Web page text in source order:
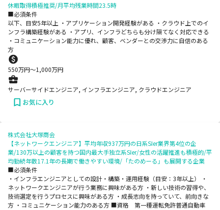
休暇取得積極推奨/月平均残業時間23.5時
■必須条件
以下、目安5年以上 ・アプリケーション開発経験がある ・クラウド上でのイ
ンフラ構築経験がある ・アプリ、インフラどちらも分け隔てなく対応できる
・コミュニケーション能力に優れ、顧客、ベンダーとの交渉力に自信のある
方
550万円〜1,000万円
サーバーサイドエンジニア, インフラエンジニア, クラウドエンジニア
お気に入り
株式会社大塚商会
【ネットワークエンジニア】平均年収937万円の日系SIer業界第4位の企
業/130万以上の顧客を持つ国内最大手独立系SIer/女性の活躍推進も積極的/平
均勤続年数17.1年の長期で働きやすい環境/「たのめーる」も展開する企業
■必須条件
・インフラエンジニアとしての設計・構築・運用経験（目安：3年以上） ・
ネットワークエンジニアが行う業務に興味がある方 ・新しい技術の習得や、
技術選定を行うプロセスに興味がある方 ・成長志向を持っていて、前向きな
方 ・コミュニケーション能力のある方 ■資格 第一種運転免許普通自動車